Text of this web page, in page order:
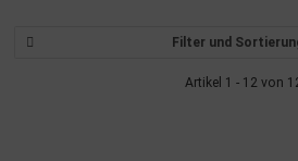
Filter und
Artikel 1 - 12 von